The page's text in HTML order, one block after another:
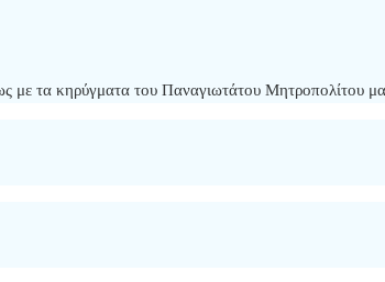
με τα κηρύγματα του Παναγιωτάτου Μητροπολίτου